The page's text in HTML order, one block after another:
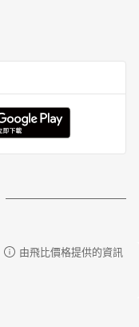
由飛比價格提供的資訊